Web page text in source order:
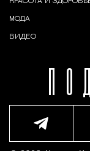
МОДА
ВИДЕО